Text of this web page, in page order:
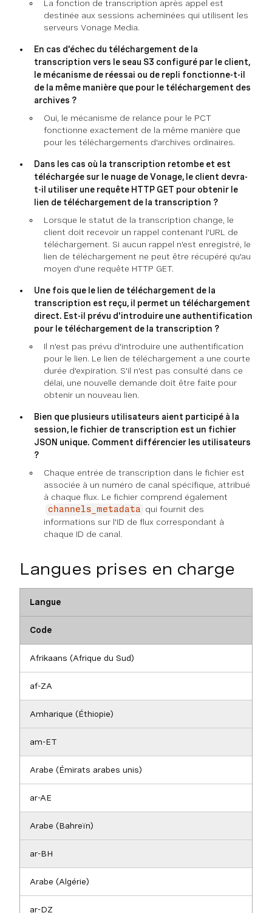
La fonction de transcription après appel est
destinée aux sessions acheminées qui utilisent les
serveurs Vonage Media.
En cas d'échec du téléchargement de la
transcription vers le seau S3 configuré par le client,
le mécanisme de réessai ou de repli fonctionne-t-il
de la même manière que pour le téléchargement des
archives ?
Oui, le mécanisme de relance pour le PCT
fonctionne exactement de la même manière que
pour les téléchargements d'archives ordinaires.
Dans les cas où la transcription retombe et est
téléchargée sur le nuage de Vonage, le client devra-
t-il utiliser une requête HTTP GET pour obtenir le
lien de téléchargement de la transcription ?
Lorsque le statut de la transcription change, le
client doit recevoir un rappel contenant l'URL de
téléchargement. Si aucun rappel n'est enregistré, le
lien de téléchargement ne peut être récupéré qu'au
moyen d'une requête HTTP GET.
Une fois que le lien de téléchargement de la
transcription est reçu, il permet un téléchargement
direct. Est-il prévu d'introduire une authentification
pour le téléchargement de la transcription ?
Il n'est pas prévu d'introduire une authentification
pour le lien. Le lien de téléchargement a une courte
durée d'expiration. S'il n'est pas consulté dans ce
délai, une nouvelle demande doit être faite pour
obtenir un nouveau lien.
Bien que plusieurs utilisateurs aient participé à la
session, le fichier de transcription est un fichier
JSON unique. Comment différencier les utilisateurs
?
Chaque entrée de transcription dans le fichier est
associée à un numéro de canal spécifique, attribué
à chaque flux. Le fichier comprend également
channels_metadata
qui fournit des
informations sur l'ID de flux correspondant à
chaque ID de canal.
Langues prises en charge
Langue
Code
Afrikaans (Afrique du Sud)
af-ZA
Amharique (Éthiopie)
am-ET
Arabe (Émirats arabes unis)
ar-AE
Arabe (Bahreïn)
ar-BH
Arabe (Algérie)
ar-DZ